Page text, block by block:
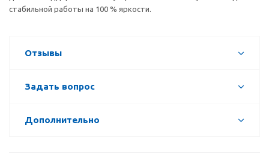
стабильной работы на 100 % яркости.
Отзывы
Задать вопрос
Дополнительно